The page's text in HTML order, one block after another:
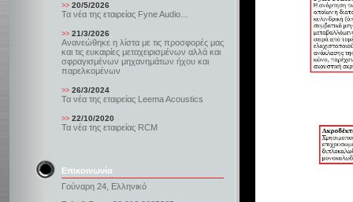
>> 20/5/2026
Τα νέα της εταιρείας Fyne Audio...
>> 21/3/2026
Ανανεώθηκε η λίστα με τις προσφορές μας
και τις ευκαιρίες μεταχειρισμένων αλλά και
σφραγισμένων μηχανημάτων ήχου και
παρελκομένων
>> 26/3/2024
Τα νέα της εταιρείας Leema Acoustics
>> 22/10/2020
Τα νέα της εταιρείας RCM
Επικοινωνία
Γούναρη 24, Ελληνικό